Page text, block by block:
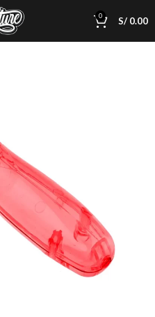
0 S/0.00